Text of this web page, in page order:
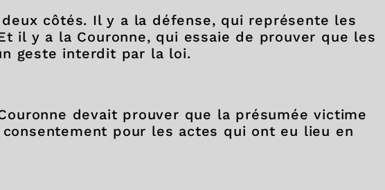
côtés. Il y a la défense, qui représente les
il y a la Couronne, qui essaie de prouver que les
geste interdit par la loi.
devait prouver que la présumée victime
consentement pour les actes qui ont eu lieu en